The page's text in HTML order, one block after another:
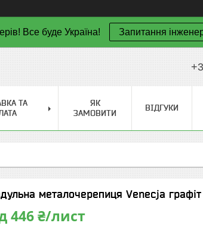
Все буде Україна! Запитання
ТА
ЯК
ЗАМОВИТИ
ВІДГУКИ
металочерепиця Venecja графіт
446 ₴/лист